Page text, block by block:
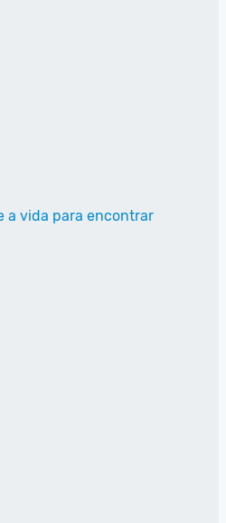
a vida para encontrar